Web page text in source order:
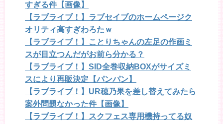
すぎる件【画像】
【ラブライブ！】ラブセイブのホームページク
オリティ高すぎわろたｗ
【ラブライブ！】ことりちゃんの左足の作画ミ
スが目立つんだがお前ら分かる？
【ラブライブ！】SID全巻収納BOXがサイズミ
スにより再販決定【パンパン】
【ラブライブ！】UR穂乃果を差し替えてみたら
案外問題なかった件【画像】
【ラブライブ！】スクフェス専用機持ってる奴